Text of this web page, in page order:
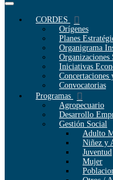
CORDES
Orígenes
Planes
Organigrama
Organizaciones
Iniciativas
Concertaciones
Convocatorias
Programas
Agropecuario
Desarrollo
Gestión Social
Adulto
Niñez y
Juventud
Mujer